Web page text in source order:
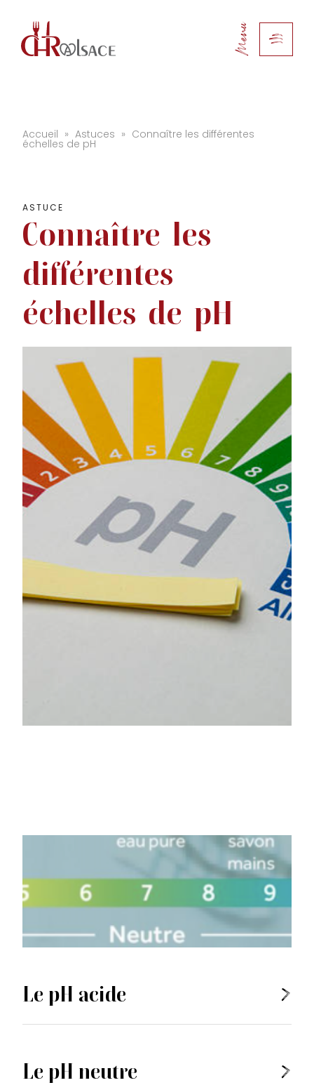
Menu
Accueil » Astuces » Connaître les différentes
échelles de pH
ASTUCE
Connaître les
différentes
échelles de pH
Le pH acide
Le pH neutre